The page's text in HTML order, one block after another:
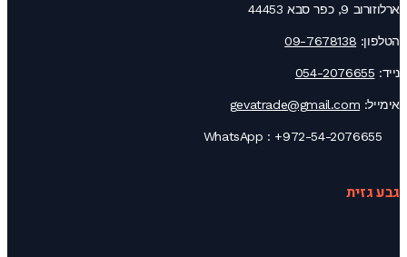
ארלוזורוב 9, כפר סבא 44453
הטלפון: 09-7678138
נייד: 054-2076655
אימייל: gevatrade@gmail.com
+972-54-2076655
גבע גזית